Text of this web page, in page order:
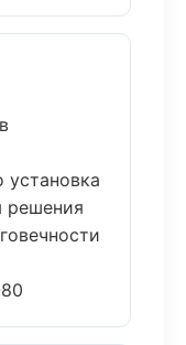
установка
решения